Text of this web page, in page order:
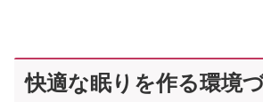
快適な眠りを作る環境